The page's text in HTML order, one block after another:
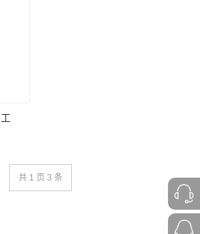
共 1 页 3 条